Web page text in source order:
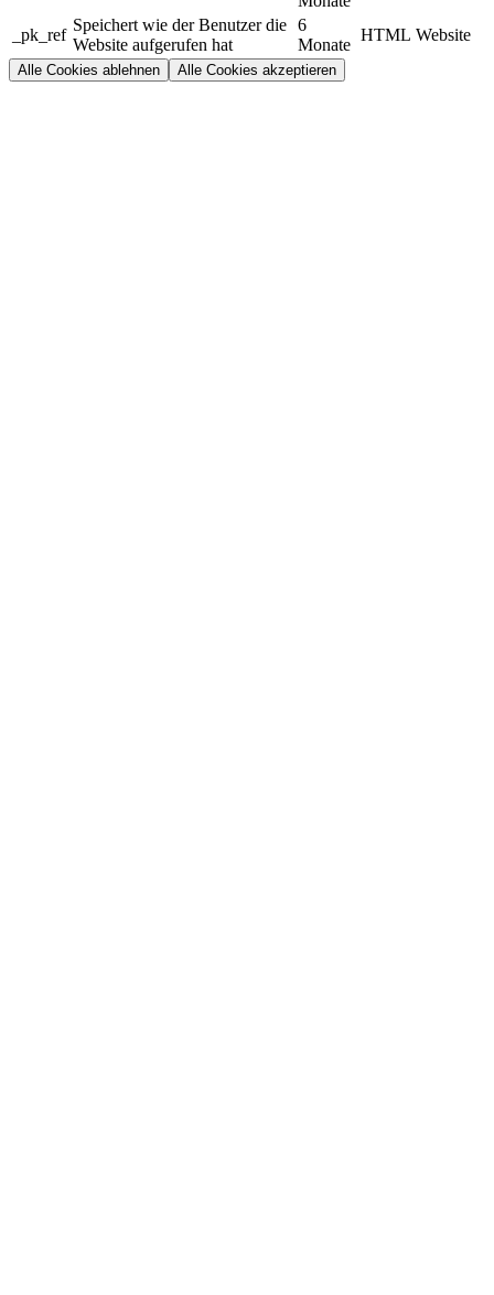
_pk_ref
Speichert wie der Benutzer die
Website aufgerufen hat
6
Monate
HTML Website
Alle Cookies ablehnen Alle Cookies akzeptieren